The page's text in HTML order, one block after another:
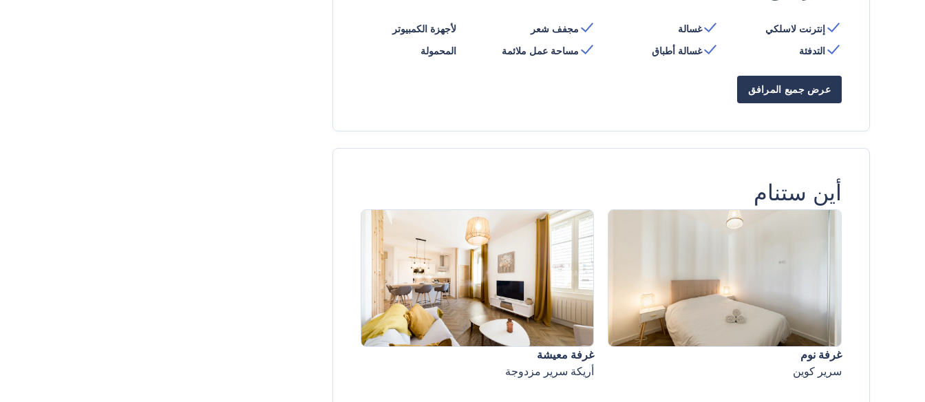
إنترنت لاسلكي
التدفئة
غسالة
غسالة أطباق
مجفف شعر
مساحة عمل ملائمة
لأجهزة الكمبيوتر
المحمولة
عرض جميع المرافق
أين ستنام
غرفة نوم
سرير كوين
غرفة معيشة
أريكة سرير مزدوجة